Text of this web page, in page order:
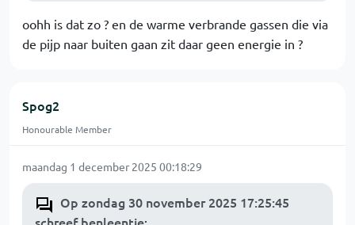
oohh is dat zo ? en de warme verbrande gassen die via
de pijp naar buiten gaan zit daar geen energie in ?
Spog2
Honourable Member
maandag 1 december 2025 00:18:29
Op zondag 30 november 2025 17:25:45
: